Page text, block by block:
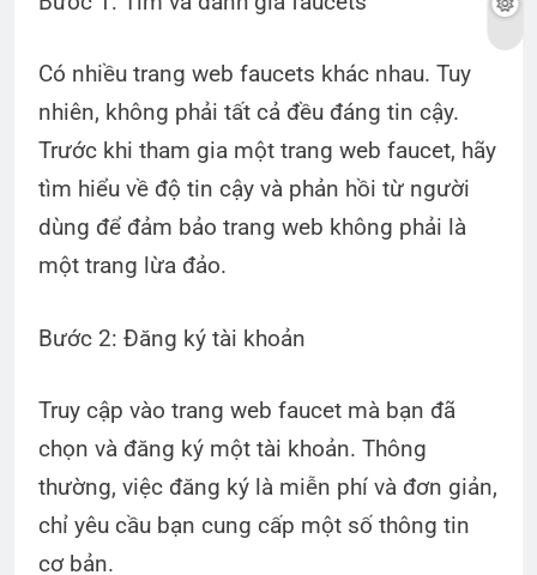
Có nhiều trang web faucets khác nhau. Tuy
nhiên, không phải tất cả đều đáng tin cậy.
Trước khi tham gia một trang web faucet, hãy
tìm hiểu về độ tin cậy và phản hồi từ người
dùng để đảm bảo trang web không phải là
một trang lừa đảo.
Bước 2: Đăng ký tài khoản
Truy cập vào trang web faucet mà bạn đã
chọn và đăng ký một tài khoản. Thông
thường, việc đăng ký là miễn phí và đơn giản,
chỉ yêu cầu bạn cung cấp một số thông tin
cơ bản.